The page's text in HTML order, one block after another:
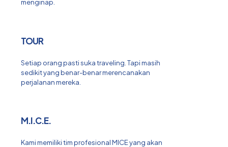
menginap.
TOUR
Setiap orang pasti suka traveling. Tapi masih
sedikit yang benar-benar merencanakan
perjalanan mereka.
M.I.C.E.
Kami memiliki tim profesional MICE yang akan